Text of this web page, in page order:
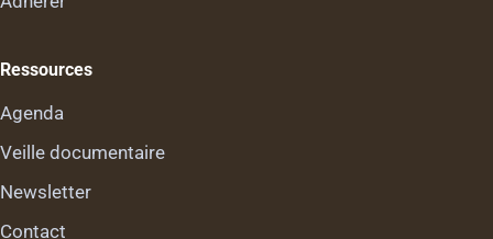
Ressources
Agenda
Veille documentaire
Newsletter
Contact